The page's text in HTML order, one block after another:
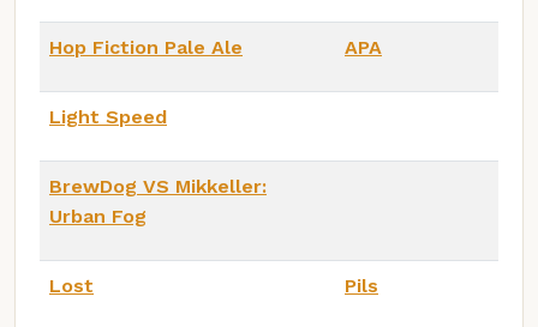
Hop Fiction Pale Ale APA
Light Speed
BrewDog VS Mikkeller:
Urban Fog
Lost Pils